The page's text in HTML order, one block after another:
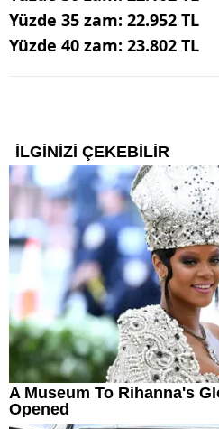
Yüzde 35 zam: 22.952 TL
Yüzde 40 zam: 23.802 TL